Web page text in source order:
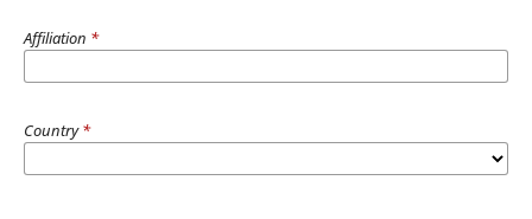
Affiliation *
Country*